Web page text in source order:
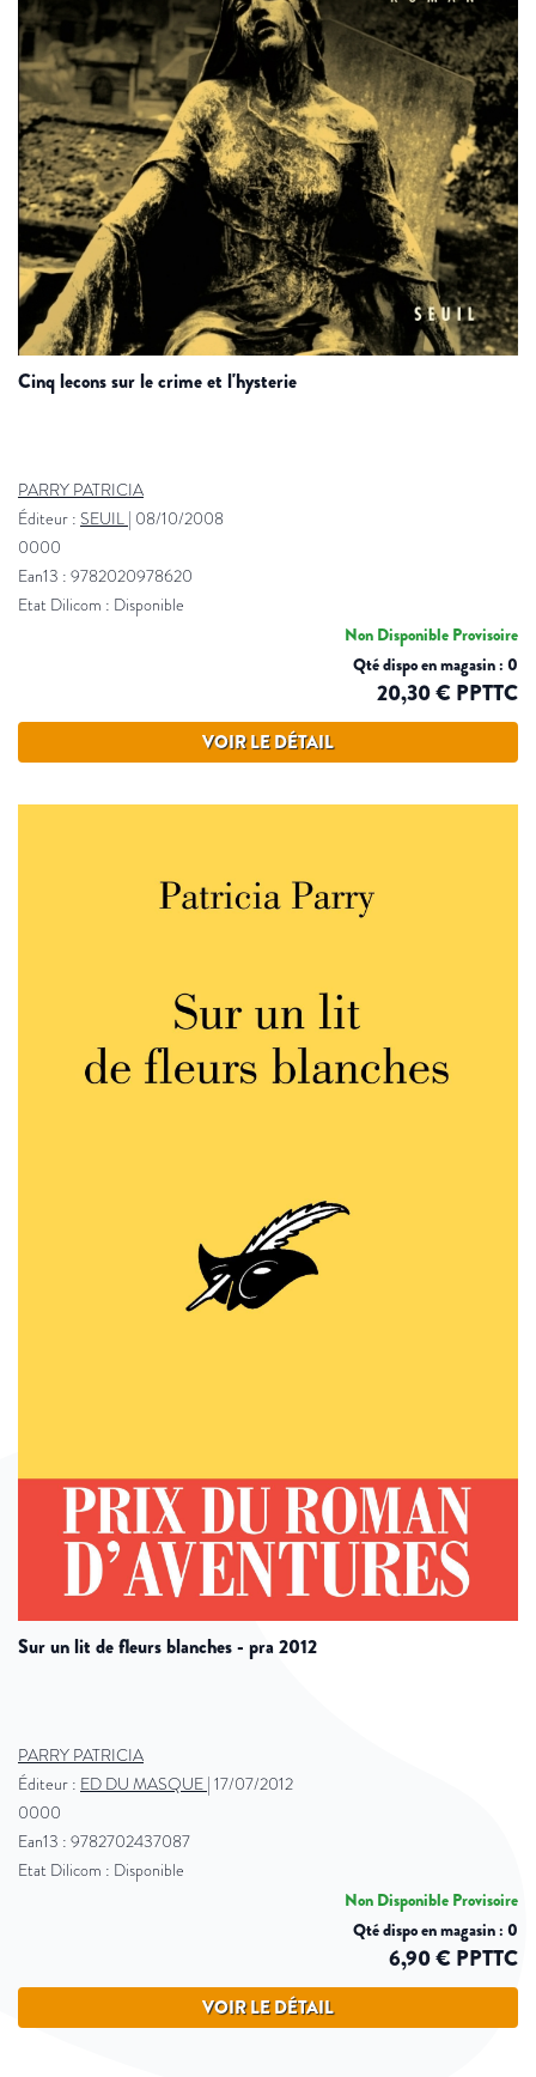
cinq lecons sur le crime et l'hysterie
PARRY PATRICIA
Éditeur : SEUIL | 08/10/2008
0000
Ean13 : 9782020978620
Etat Dilicom : Disponible
Non Disponible Provisoire
Qté dispo en magasin : 0
20,30 € PPTTC
VOIR LE DÉTAIL
sur un lit de fleurs blanches - pra 2012
PARRY PATRICIA
Éditeur : ED DU MASQUE 17/07/2012
0000
Ean13 : 9782702437087
Etat Dilicom : Disponible
Non Disponible Provisoire
Qté dispo en magasin : 0
6,90 € PPTTC
VOIR LE DÉTAIL